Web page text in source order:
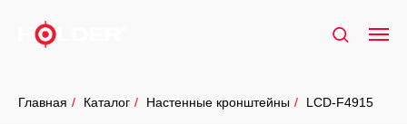
Главная / Каталог / Настенные кронштейны / LCD-F4915